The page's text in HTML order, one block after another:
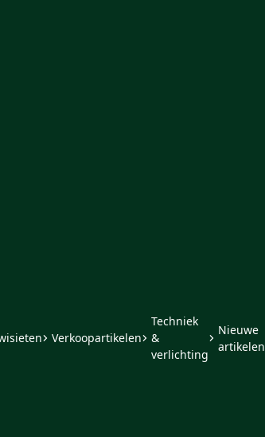
Verkoopartikelen
Techniek
&
verlichting
Nieuwe
artikelen